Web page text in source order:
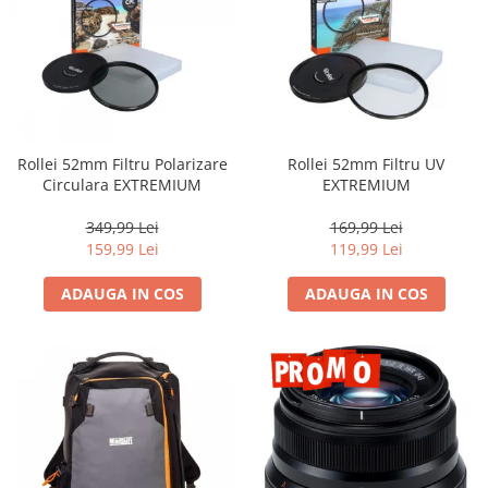
Camere Video Cinematice
Camere video de actiune
Accesorii camere video de actiune
Acumulatori camere video
Lampi video
Stabilizatoare (Gimbal) / Steady
Huse Protectie / Ploaie camere
Camere Video Cinematice
Camere Video Compacte
Rollei 52mm Filtru Polarizare
Circulara EXTREMIUM
349,99 Lei
159,99 Lei
ADAUGA IN COS
Rollei 52mm Filtru UV
EXTREMIUM
169,99 Lei
119,99 Lei
ADAUGA IN COS